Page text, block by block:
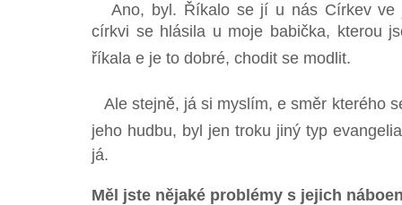
Ano, byl. Říkalo se jí u nás Církev ve
církvi se hlásila u moje babička, kterou
říkala e je to dobré, chodit se modlit.
Ale stejně, já si myslím, e směr kterého
jeho hudbu, byl jen troku jiný typ
já.
Měl jste nějaké problémy s jejich